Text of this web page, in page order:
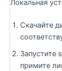
Локальная
Скачайте
Запустите
примите